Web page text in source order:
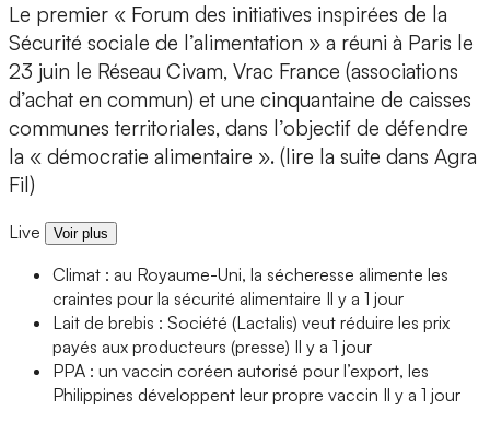
Le premier « Forum des initiatives inspirées de la
Sécurité sociale de l’alimentation » a réuni à Paris le
23 juin le Réseau Civam, Vrac France (associations
d’achat en commun) et une cinquantaine de caisses
communes territoriales, dans l’objectif de défendre
la « démocratie alimentaire ». (lire la suite dans Agra
Fil)
Live Voir plus
Climat : au Royaume-Uni, la sécheresse alimente les
craintes pour la sécurité alimentaire Il y a 1 jour
Lait de brebis : Société (Lactalis) veut réduire les prix
payés aux producteurs (presse) Il y a 1 jour
PPA : un vaccin coréen autorisé pour l’export, les
Philippines développent leur propre vaccin Il y a 1 jour